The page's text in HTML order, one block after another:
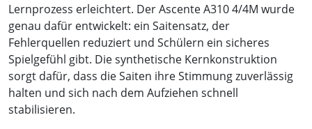
Lernprozess erleichtert. Der Ascente A310 4/4M wurde
genau dafür entwickelt: ein Saitensatz, der
Fehlerquellen reduziert und Schülern ein sicheres
Spielgefühl gibt. Die synthetische Kernkonstruktion
sorgt dafür, dass die Saiten ihre Stimmung zuverlässig
halten und sich nach dem Aufziehen schnell
stabilisieren.